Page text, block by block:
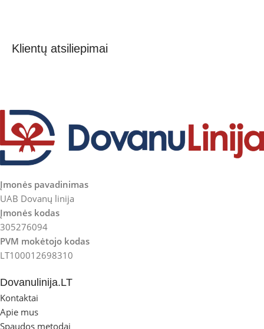
Klientų atsiliepimai
Įmonės pavadinimas
UAB Dovanų linija
Įmonės kodas
305276094
PVM mokėtojo kodas
LT100012698310
Dovanulinija.LT
Kontaktai
Apie mus
Spaudos metodai